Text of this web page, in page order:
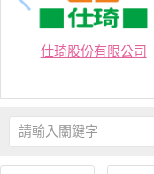
仕琦股份有限公司